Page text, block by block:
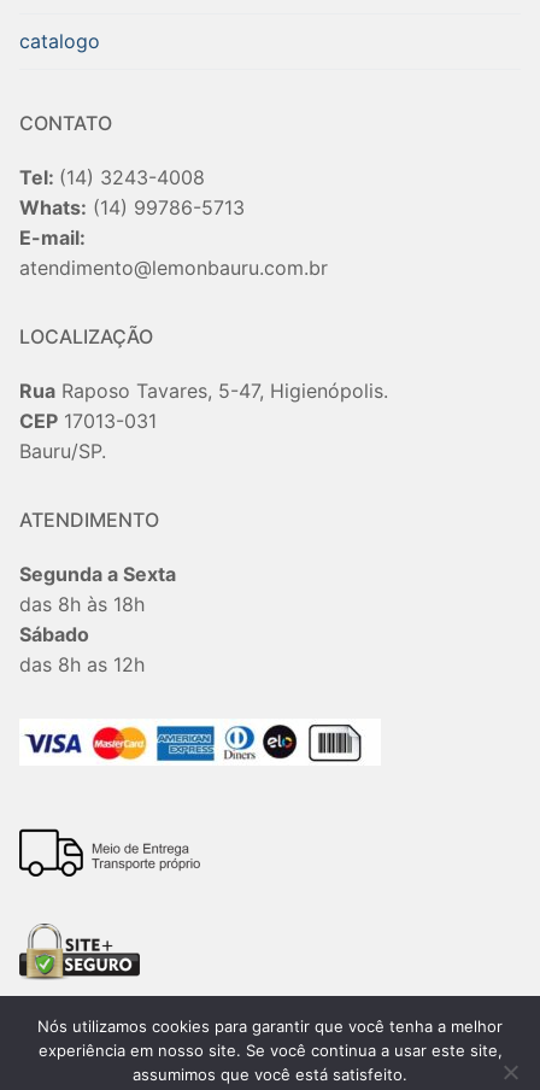
catalogo
CONTATO
Tel: (14) 3243-4008
Whats: (14) 99786-5713
E-mail:
atendimento@lemonbauru.com.br
LOCALIZAÇÃO
Rua Raposo Tavares, 5-47, Higienópolis.
CEP 17013-031
Bauru/SP.
ATENDIMENTO
Segunda a Sexta
das 8h às 18h
Sábado
das 8h as 12h
Todos os direitos reservados. 2026®. Lemon Bauru –
Nós utilizamos cookies para garantir que você tenha a melhor
experiência em nosso site. Se você continua a usar este site,
assumimos que você está satisfeito.